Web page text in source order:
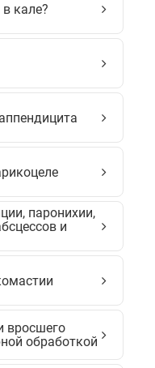
кале?
паронихии,
и
вросшего
обработкой